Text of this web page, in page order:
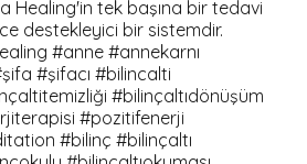
Healing'in tek başına bir tedavi
destekleyici bir sistemdir.
#anne #annekarnı
#şifacı #bilincalti
#bilinçaltıdönüşüm
#pozitifenerji
#bilinç #bilinçaltı